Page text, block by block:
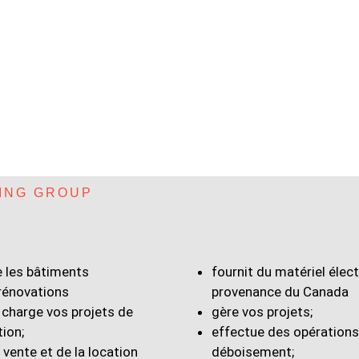
GROUP
les bâtiments
charge vos projets de
et de la location
fournit du matériel
provenance du Canada
gère vos projets;
effectue des
déboisement;